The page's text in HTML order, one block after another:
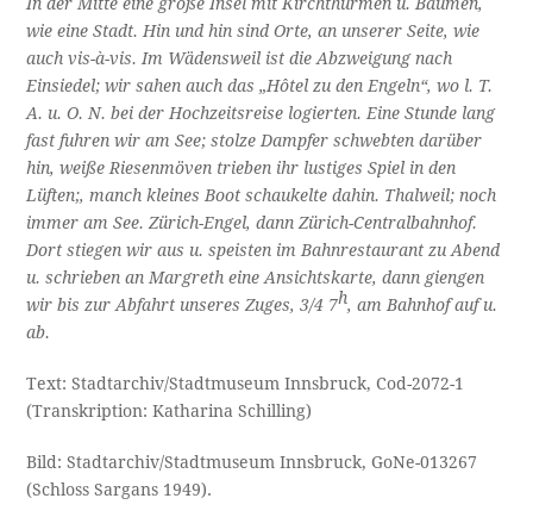
wie eine Stadt. Hin und hin sind Orte, an unserer Seite, wie
auch vis-à-vis. Im Wädensweil ist die Abzweigung nach
Einsiedel; wir sahen auch das „Hôtel zu den Engeln“, wo l. T.
A. u. O. N. bei der Hochzeitsreise logierten. Eine Stunde lang
fast fuhren wir am See; stolze Dampfer schwebten darüber
hin, weiße Riesenmöven trieben ihr lustiges Spiel in den
Lüften;, manch kleines Boot schaukelte dahin. Thalweil; noch
immer am See. Zürich-Engel, dann Zürich-Centralbahnhof.
Dort stiegen wir aus u. speisten im Bahnrestaurant zu Abend
u. schrieben an Margreth eine Ansichtskarte, dann giengen
wir bis zur Abfahrt unseres Zuges, 3/4 7h, am Bahnhof auf u.
ab.
Text: Stadtarchiv/Stadtmuseum Innsbruck, Cod-2072-1
(Transkription: Katharina Schilling)
Bild: Stadtarchiv/Stadtmuseum Innsbruck, GoNe-013267
(Schloss Sargans 1949).